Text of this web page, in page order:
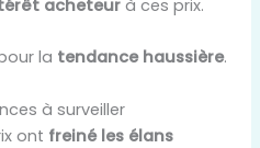
acheteur à ces prix.
la tendance haussière.
à surveiller
ont freiné les élans